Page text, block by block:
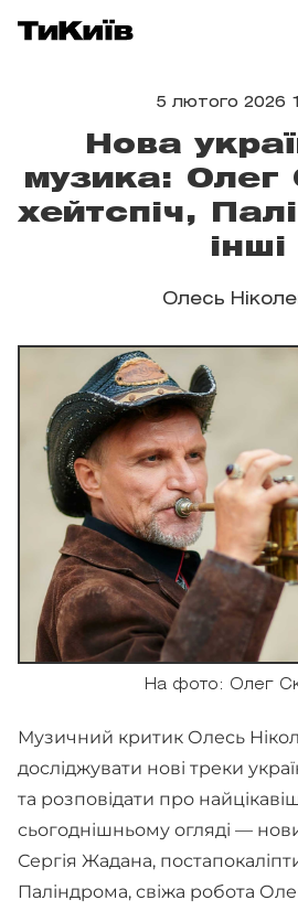
5 лютого 2026
Нова
музика: Олег
хейтспіч,
інші
Олесь
На фото: Олег
Музичний критик Олесь
досліджувати нові треки
та розповідати про
сьогоднішньому огляді —
Сергія Жадана,
Паліндрома, свіжа робота